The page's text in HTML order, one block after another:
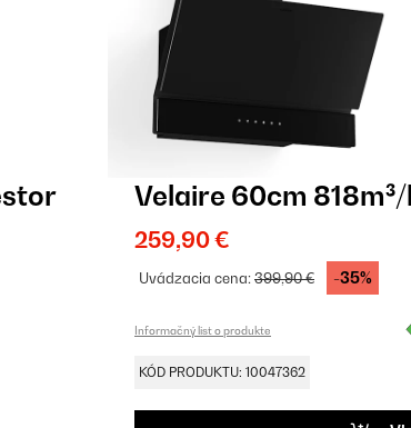
Velaire 60cm
259,90 €
Uvádzacia cena:399,90 € -35%
Informačný list o produkte
KÓD PRODUKTU: 10047362